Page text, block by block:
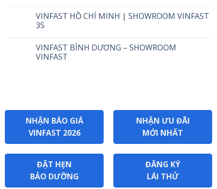
VINFAST HỒ CHÍ MINH | SHOWROOM VINFAST
3S
VINFAST BÌNH DƯƠNG – SHOWROOM
VINFAST
NHẬN BÁO GIÁ
VINFAST 2026
NHẬN ƯU ĐÃI
MỚI NHẤT
ĐẶT HẸN
BẢO DƯỠNG
ĐĂNG KÝ
LÁI THỬ